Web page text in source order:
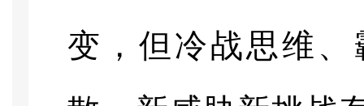
变，但冷战思维